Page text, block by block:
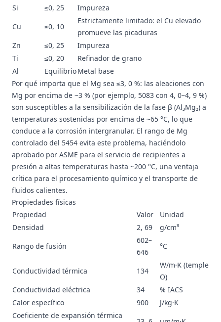
Si
≤0, 25
Impureza
Cu
≤0, 10
Estrictamente limitado: el Cu elevado
promueve las picaduras
Zn
≤0, 25
Impureza
Ti
≤0, 20
Refinador de grano
Al
EquilibrioMetal base
Por qué importa que el Mg sea ≤3, 0 %: las aleaciones con
Mg por encima de ~3 % (por ejemplo, 5083 con 4, 0–4, 9 %)
son susceptibles a la sensibilización de la fase β (Al₃Mg₂) a
temperaturas sostenidas por encima de ~65 °C, lo que
conduce a la corrosión intergranular. El rango de Mg
controlado del 5454 evita este problema, haciéndolo
aprobado por ASME para el servicio de recipientes a
presión a altas temperaturas hasta ~200 °C, una ventaja
crítica para el procesamiento químico y el transporte de
fluidos calientes.
Propiedades físicas
Propiedad
Valor
Unidad
Densidad
2, 69
g/cm³
Rango de fusión
602–
646
°C
Conductividad térmica 134
W/m·K (temple
O)
Conductividad eléctrica
34
% IACS
Calor específico
900
J/kg·K
Coeficiente de expansión térmica